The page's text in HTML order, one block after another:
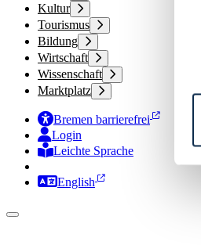
Kultur
Tourismus
Bildung
Wirtschaft
Wissenschaft
Marktplatz
Bremen barrierefrei
Login
Leichte Sprache
Zur Deutschen Gebärdensprache
English